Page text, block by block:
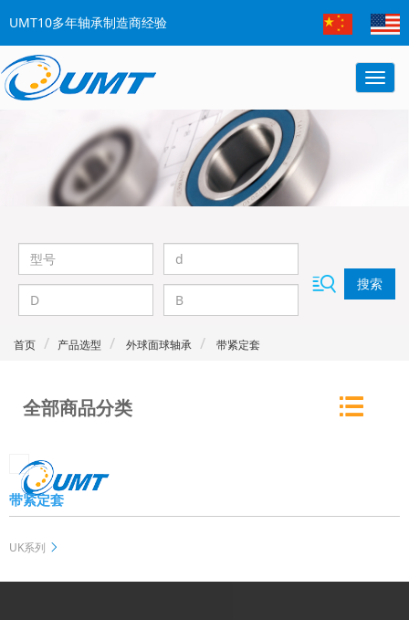
UMT10多年轴承制造商经验
搜索
首页 产品选型 外球面球轴承 带紧定套
全部商品分类
带紧定套
UK系列